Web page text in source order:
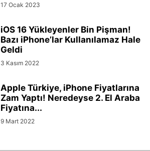
17 Ocak 2023
iOS 16 Yükleyenler Bin Pişman!
Bazı iPhone’lar Kullanılamaz Hale
Geldi
3 Kasım 2022
Apple Türkiye, iPhone Fiyatlarına
Zam Yaptı! Neredeyse 2. El Araba
Fiyatına...
9 Mart 2022